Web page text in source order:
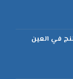
في العين